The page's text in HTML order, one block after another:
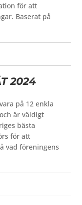
för att
Baserat på
2024
på 12 enkla
är väldigt
bästa
för att
vad föreningens